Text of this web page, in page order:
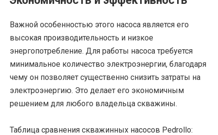
Важной особенностью этого насоса является его
высокая производительность и низкое
энергопотребление. Для работы насоса требуется
минимальное количество электроэнергии, благодаря
чему он позволяет существенно снизить затраты на
электроэнергию. Это делает его экономичным
решением для любого владельца скважины.
Таблица сравнения скважинных насосов Pedrollo: